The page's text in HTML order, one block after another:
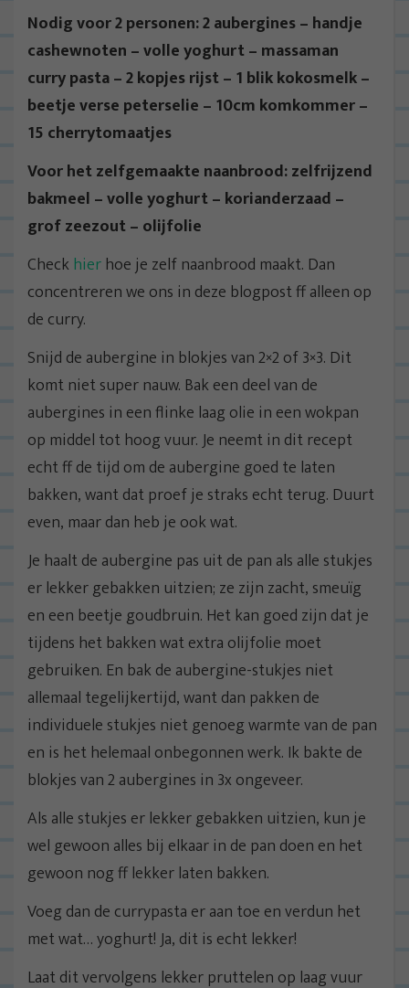
Nodig voor 2 personen: 2 aubergines – handje
cashewnoten – volle yoghurt – massaman
curry pasta – 2 kopjes rijst – 1 blik kokosmelk –
beetje verse peterselie – 10cm komkommer –
15 cherrytomaatjes
Voor het zelfgemaakte naanbrood: zelfrijzend
bakmeel – volle yoghurt – korianderzaad –
grof zeezout – olijfolie
Check hier hoe je zelf naanbrood maakt. Dan
concentreren we ons in deze blogpost ff alleen op
de curry.
Snijd de aubergine in blokjes van 2×2 of 3×3. Dit
komt niet super nauw. Bak een deel van de
aubergines in een flinke laag olie in een wokpan
op middel tot hoog vuur. Je neemt in dit recept
echt ff de tijd om de aubergine goed te laten
bakken, want dat proef je straks echt terug. Duurt
even, maar dan heb je ook wat.
Je haalt de aubergine pas uit de pan als alle stukjes
er lekker gebakken uitzien; ze zijn zacht, smeuïg
en een beetje goudbruin. Het kan goed zijn dat je
tijdens het bakken wat extra olijfolie moet
gebruiken. En bak de aubergine-stukjes niet
allemaal tegelijkertijd, want dan pakken de
individuele stukjes niet genoeg warmte van de pan
en is het helemaal onbegonnen werk. Ik bakte de
blokjes van 2 aubergines in 3x ongeveer.
Als alle stukjes er lekker gebakken uitzien, kun je
wel gewoon alles bij elkaar in de pan doen en het
gewoon nog ff lekker laten bakken.
Voeg dan de currypasta er aan toe en verdun het
met wat… yoghurt! Ja, dit is echt lekker!
Laat dit vervolgens lekker pruttelen op laag vuur